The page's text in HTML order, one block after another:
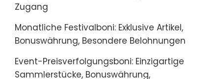
Zugang
Monatliche Festivalboni: Exklusive Artikel,
Bonuswährung, Besondere Belohnungen
Event-Preisverfolgungsboni: Einzigartige
Sammlerstücke, Bonuswährung,